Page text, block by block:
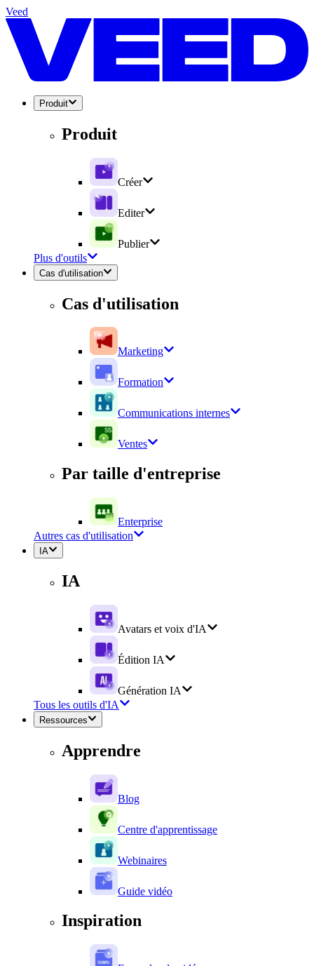
Veed
Produit
Produit
Créer
Editer
Publier
Plus d'outils
Cas d'utilisation
Cas d'utilisation
Marketing
Formation
Communications internes
Ventes
Par taille d'entreprise
Enterprise
Autres cas d'utilisation
IA
IA
Avatars et voix d'IA
Édition IA
Génération IA
Tous les outils d'IA
Ressources
Apprendre
Blog
Centre d'apprentissage
Webinaires
Guide vidéo
Inspiration